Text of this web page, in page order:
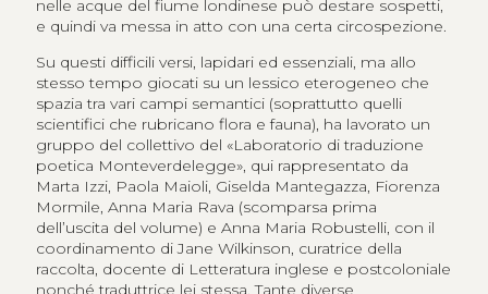
nelle acque del fiume londinese può destare sospetti,
e quindi va messa in atto con una certa circospezione.
Su questi difficili versi, lapidari ed essenziali, ma allo
stesso tempo giocati su un lessico eterogeneo che
spazia tra vari campi semantici (soprattutto quelli
scientifici che rubricano flora e fauna), ha lavorato un
gruppo del collettivo del «Laboratorio di traduzione
poetica Monteverdelegge», qui rappresentato da
Marta Izzi, Paola Maioli, Giselda Mantegazza, Fiorenza
Mormile, Anna Maria Rava (scomparsa prima
dell’uscita del volume) e Anna Maria Robustelli, con il
coordinamento di Jane Wilkinson, curatrice della
raccolta, docente di Letteratura inglese e postcoloniale
nonché traduttrice lei stessa. Tante diverse